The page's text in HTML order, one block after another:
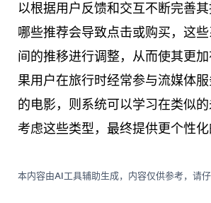
以根据用户反馈和交互不断完善
哪些推荐会导致点击或购买，这
间的推移进行调整，从而使其更
果用户在旅行时经常参与流媒体
的电影，则系统可以学习在类似
考虑这些类型，最终提供更个性化
本内容由AI工具辅助生成，内容仅供参考，请